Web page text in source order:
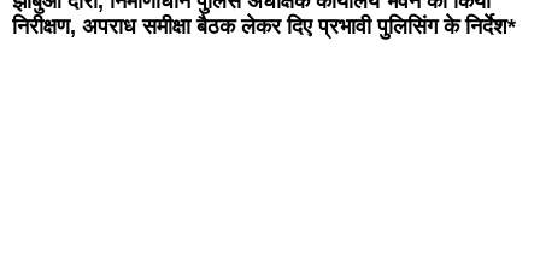
निरीक्षण, अपराध समीक्षा बैठक लेकर दिए प्रभावी पुलिसिंग के निर्देश*